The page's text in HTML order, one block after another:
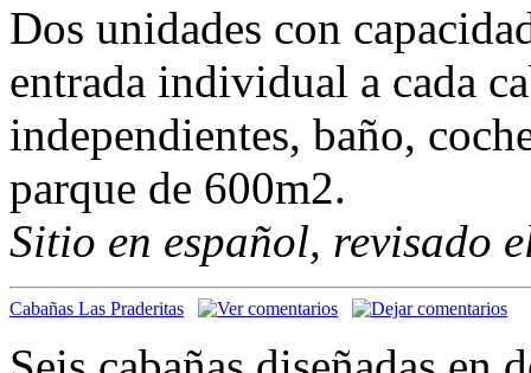
Dos unidades con
entrada individual a cada
independientes, baño,
parque de 600m2.
Sitio en español, revisado
Cabañas Las Praderitas